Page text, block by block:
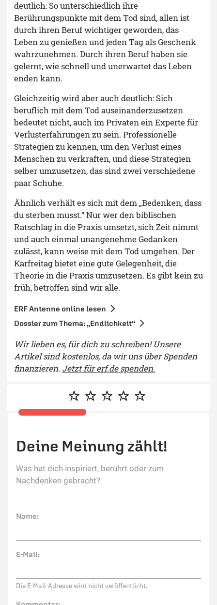
deutlich: So unterschiedlich ihre
Berührungspunkte mit dem Tod sind, allen ist
durch ihren Beruf wichtiger geworden, das
Leben zu genießen und jeden Tag als Geschenk
wahrzunehmen. Durch ihren Beruf haben sie
gelernt, wie schnell und unerwartet das Leben
enden kann.
Gleichzeitig wird aber auch deutlich: Sich
beruflich mit dem Tod auseinanderzusetzen
bedeutet nicht, auch im Privaten ein Experte für
Verlusterfahrungen zu sein. Professionelle
Strategien zu kennen, um den Verlust eines
Menschen zu verkraften, und diese Strategien
selber umzusetzen, das sind zwei verschiedene
paar Schuhe.
Ähnlich verhält es sich mit dem „Bedenken, dass
du sterben musst.“ Nur wer den biblischen
Ratschlag in die Praxis umsetzt, sich Zeit nimmt
und auch einmal unangenehme Gedanken
zulässt, kann weise mit dem Tod umgehen. Der
Karfreitag bietet eine gute Gelegenheit, die
Theorie in die Praxis umzusetzen. Es gibt kein zu
früh, betroffen sind wir alle.
ERF Antenne online lesen
Dossier zum Thema: „Endlichkeit“
Wir lieben es, für dich zu schreiben! Unsere
Artikel sind kostenlos, da wir uns über Spenden
finanzieren. Jetzt für erf.de spenden.
Deine Meinung zählt!
Was hat dich inspiriert, berührt oder zum
Nachdenken gebracht?
Name:
E-Mail:
Die E-Mail-Adresse wird nicht veröffentlicht.